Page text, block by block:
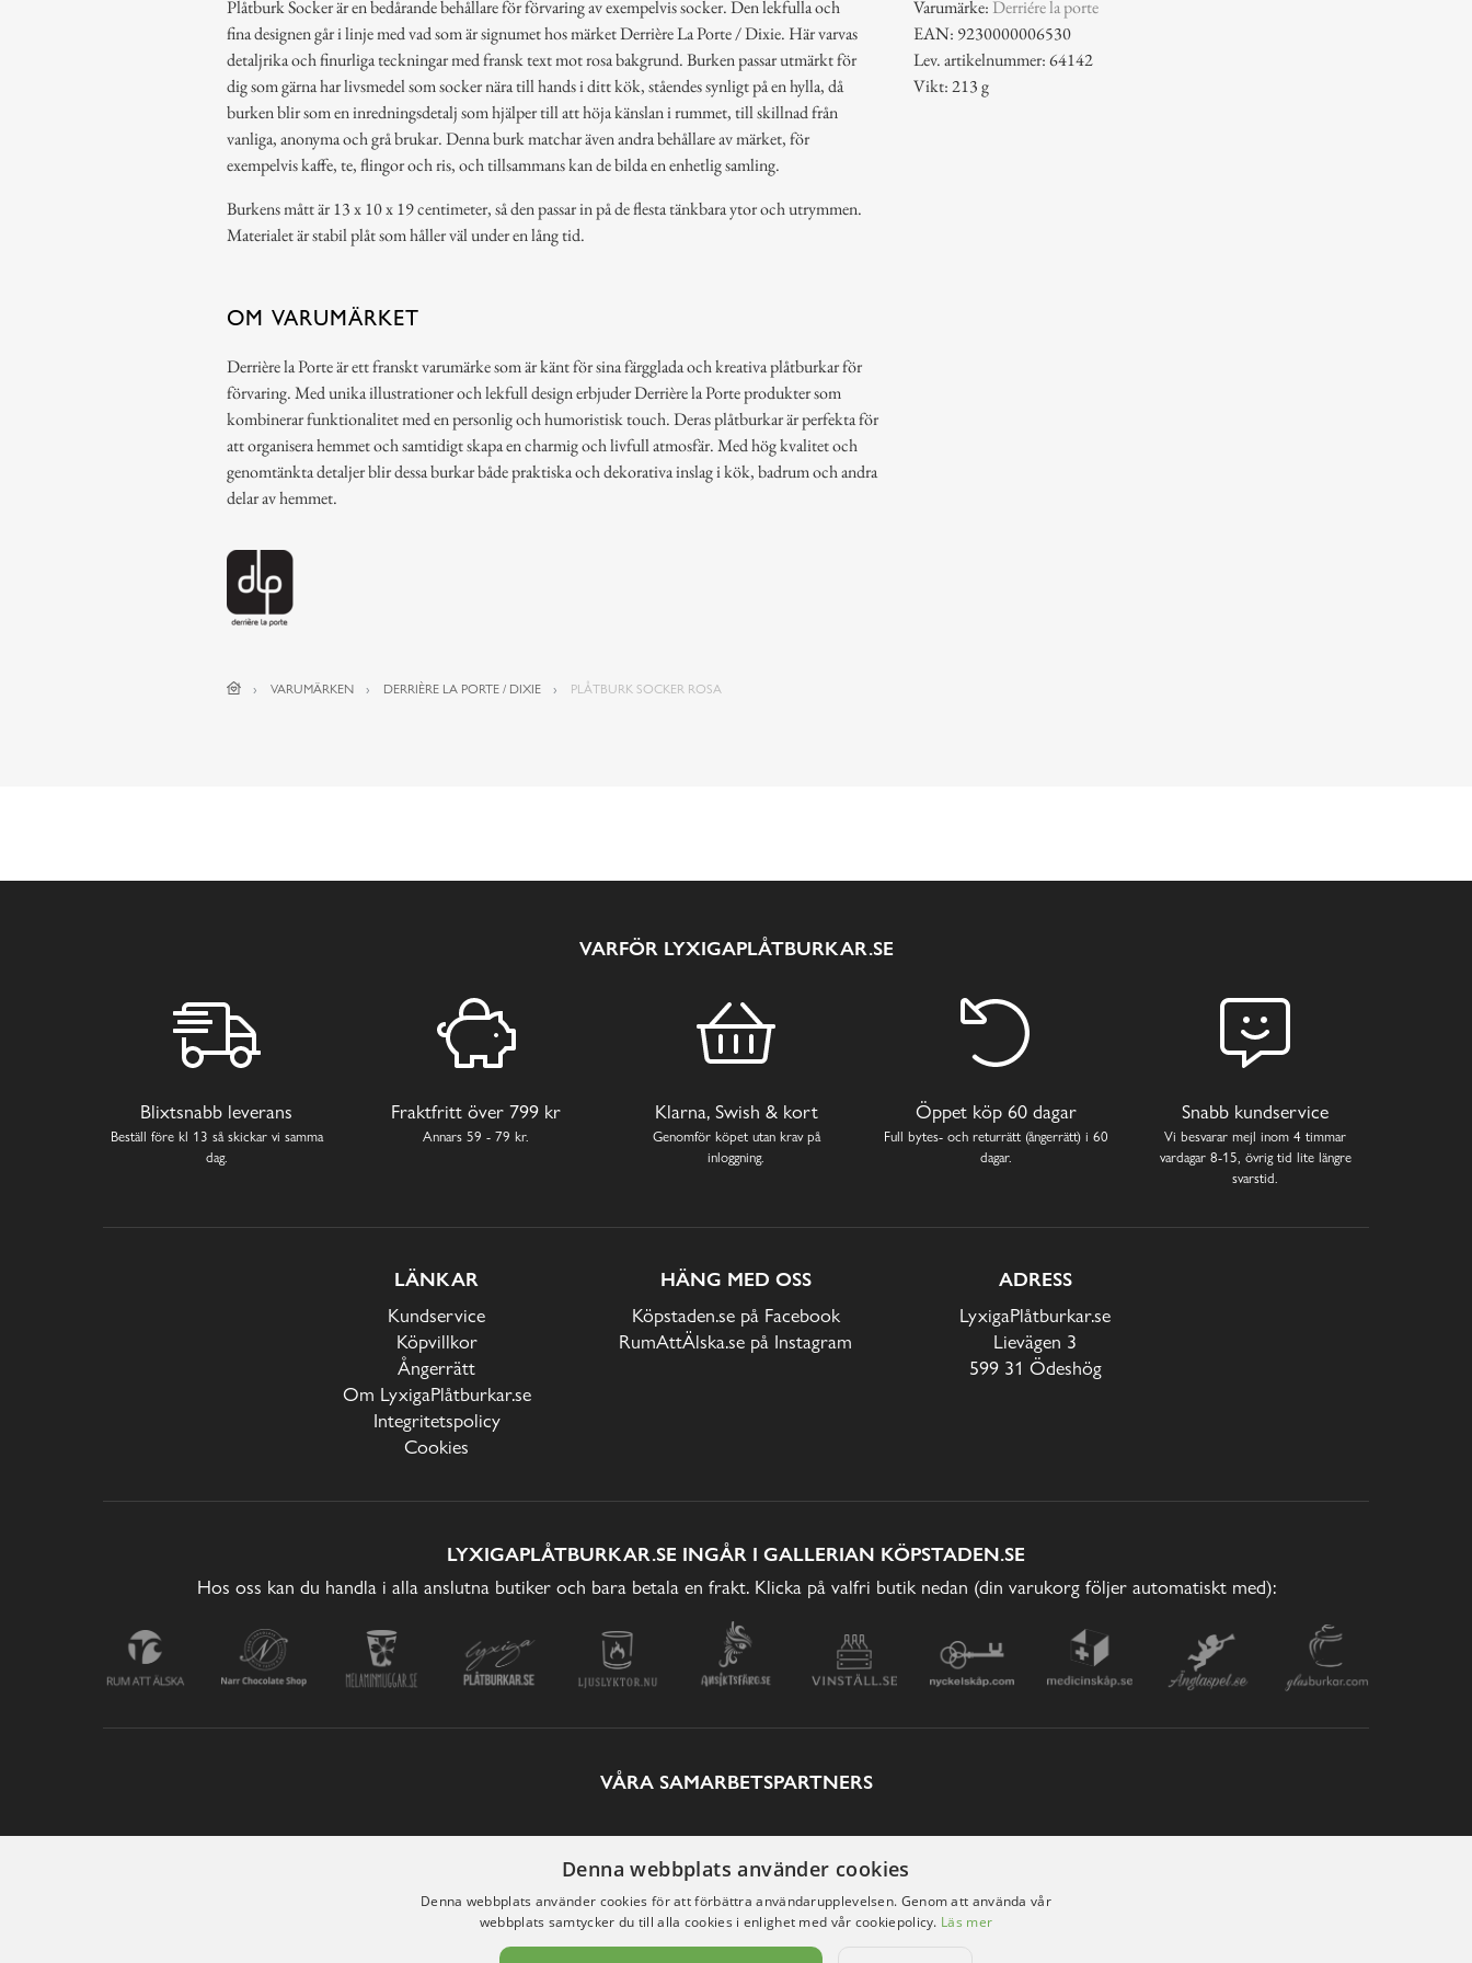
Plåtburk Socker är en bedårande behållare för förvaring av exempelvis socker. Den lekfulla och
fina designen går i linje med vad som är signumet hos märket Derrière La Porte / Dixie. Här varvas
detaljrika och finurliga teckningar med fransk text mot rosa bakgrund. Burken passar utmärkt för
dig som gärna har livsmedel som socker nära till hands i ditt kök, ståendes synligt på en hylla, då
burken blir som en inredningsdetalj som hjälper till att höja känslan i rummet, till skillnad från
vanliga, anonyma och grå brukar. Denna burk matchar även andra behållare av märket, för
exempelvis kaffe, te, flingor och ris, och tillsammans kan de bilda en enhetlig samling.
Burkens mått är 13 x 10 x 19 centimeter, så den passar in på de flesta tänkbara ytor och utrymmen.
Materialet är stabil plåt som håller väl under en lång tid.
Varumärke: Derriére la porte
EAN: 9230000006530
Lev. artikelnummer: 64142
Vikt: 213 g
OM VARUMÄRKET
Derrière la Porte är ett franskt varumärke som är känt för sina färgglada och kreativa plåtburkar för
förvaring. Med unika illustrationer och lekfull design erbjuder Derrière la Porte produkter som
kombinerar funktionalitet med en personlig och humoristisk touch. Deras plåtburkar är perfekta för
att organisera hemmet och samtidigt skapa en charmig och livfull atmosfär. Med hög kvalitet och
genomtänkta detaljer blir dessa burkar både praktiska och dekorativa inslag i kök, badrum och andra
delar av hemmet.
VARUMÄRKEN DERRIÈRE LA PORTE / DIXIE PLÅTBURK SOCKER ROSA
VARFÖR LYXIGAPLÅTBURKAR.SE
Blixtsnabb leverans
Beställ före kl 13 så skickar vi samma
dag.
Fraktfritt över 799 kr
Annars 59 - 79 kr.
Klarna, Swish & kort
Genomför köpet utan krav på
inloggning.
Öppet köp 60 dagar
Full bytes- och returrätt (ångerrätt) i 60
dagar.
Snabb kundservice
Vi besvarar mejl inom 4 timmar
vardagar 8-15, övrig tid lite längre
svarstid.
LÄNKAR
Kundservice
Köpvillkor
Ångerrätt
Om LyxigaPlåtburkar.se
Integritetspolicy
Cookies
HÄNG MED OSS
Köpstaden.se på Facebook
RumAttÄlska.se på Instagram
ADRESS
LyxigaPlåtburkar.se
Lievägen 3
599 31 Ödeshög
LYXIGAPLÅTBURKAR.SE INGÅR I GALLERIAN KÖPSTADEN.SE
Hos oss kan du handla i alla anslutna butiker och bara betala en frakt. Klicka på valfri butik nedan (din varukorg följer automatiskt med):
VÅRA SAMARBETSPARTNERS
Denna webbplats använder cookies
Denna webbplats använder cookies för att förbättra användarupplevelsen. Genom att använda vår
webbplats samtycker du till alla cookies i enlighet med vår cookiepolicy. Läs mer